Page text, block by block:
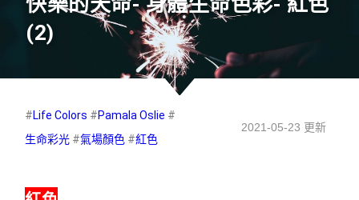
(2)
#Life Colors #Pamala Oslie #
生命彩光 #氣場顏色 #紅色
2021-05-23 更新